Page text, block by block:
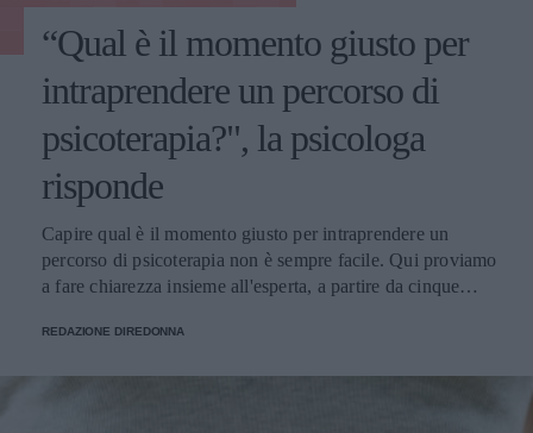
“Qual è il momento giusto per
intraprendere un percorso di
psicoterapia?", la psicologa
risponde
Capire qual è il momento giusto per intraprendere un
percorso di psicoterapia non è sempre facile. Qui proviamo
a fare chiarezza insieme all'esperta, a partire da cinque
REDAZIONE DIREDONNA